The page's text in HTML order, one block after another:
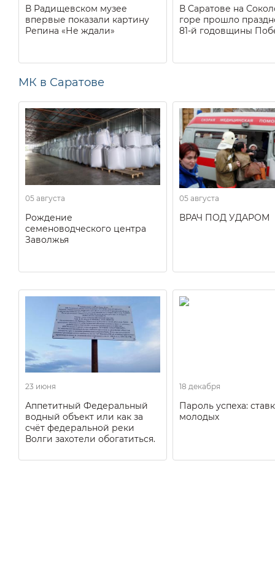
В Радищевском музее
впервые показали картину
Репина «Не ждали»
В Саратове на
горе прошло
81-й годовщины
МК в Саратове
05 августа
Рождение
семеноводческого центра
Заволжья
05 августа
ВРАЧ ПОД УДАРОМ
23 июня
Аппетитный Федеральный
водный объект или как за
счёт федеральной реки
Волги захотели обогатиться.
18 декабря
Пароль успеха:
молодых